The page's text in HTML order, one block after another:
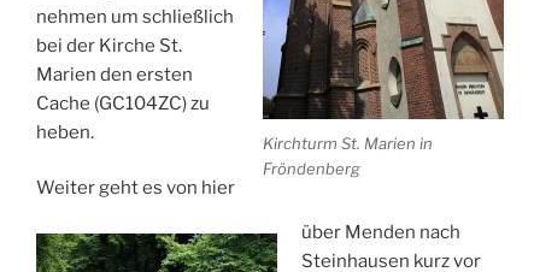
Kirchturm St. Marien in
Fröndenberg
nehmen um schließlich
bei der Kirche St.
Marien den ersten
Cache (GC104ZC) zu
heben.
Weiter geht es von hier
über Menden nach
Steinhausen kurz vor